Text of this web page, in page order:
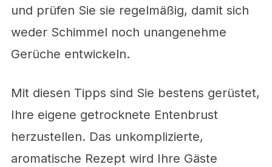
und prüfen Sie sie regelmäßig, damit sich
weder Schimmel noch unangenehme
Gerüche entwickeln.
Mit diesen Tipps sind Sie bestens gerüstet,
Ihre eigene getrocknete Entenbrust
herzustellen. Das unkomplizierte,
aromatische Rezept wird Ihre Gäste